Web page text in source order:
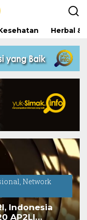
Herbal &
, Network
Indonesia
AP2LI